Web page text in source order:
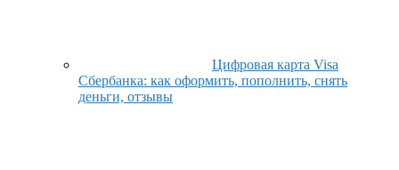
Цифровая карта Visa
Сбербанка: как оформить, пополнить, снять
деньги, отзывы